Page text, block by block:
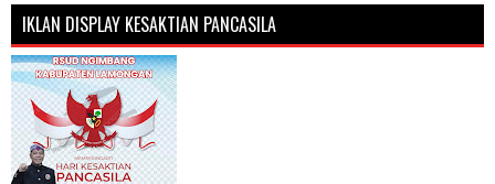
IKLAN DISPLAY KESAKTIAN PANCASILA